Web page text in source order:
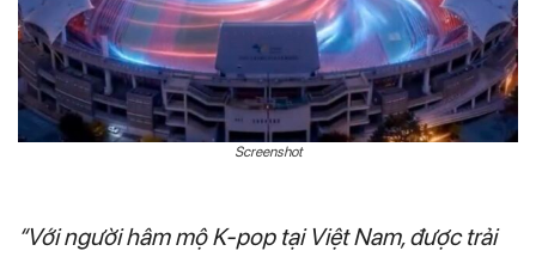
Screenshot
“Với người hâm mộ K-pop tại Việt Nam, được trải